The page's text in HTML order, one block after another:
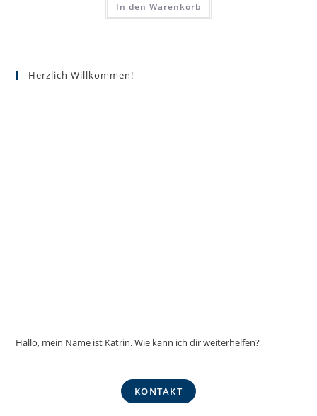
In den Warenkorb
Herzlich Willkommen!
Hallo, mein Name ist Katrin. Wie kann ich dir weiterhelfen?
KONTAKT